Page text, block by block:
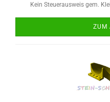
Kein Steuerausweis gem.
ZUM